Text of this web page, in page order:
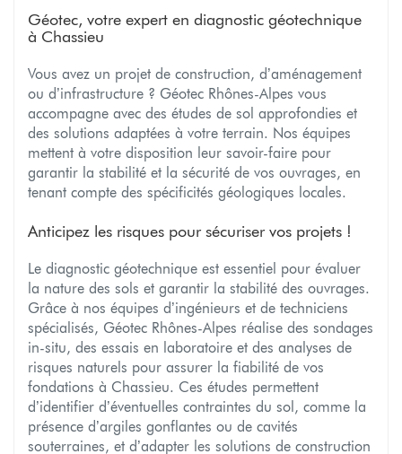
Géotec, votre expert en diagnostic géotechnique
à Chassieu
Vous avez un projet de construction, d’aménagement
ou d’infrastructure ? Géotec Rhônes-Alpes vous
accompagne avec des études de sol approfondies et
des solutions adaptées à votre terrain. Nos équipes
mettent à votre disposition leur savoir-faire pour
garantir la stabilité et la sécurité de vos ouvrages, en
tenant compte des spécificités géologiques locales.
Anticipez les risques pour sécuriser vos projets !
Le diagnostic géotechnique est essentiel pour évaluer
la nature des sols et garantir la stabilité des ouvrages.
Grâce à nos équipes d’ingénieurs et de techniciens
spécialisés, Géotec Rhônes-Alpes réalise des sondages
in-situ, des essais en laboratoire et des analyses de
risques naturels pour assurer la fiabilité de vos
fondations à Chassieu. Ces études permettent
d’identifier d’éventuelles contraintes du sol, comme la
présence d’argiles gonflantes ou de cavités
souterraines, et d’adapter les solutions de construction